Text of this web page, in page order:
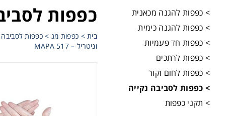
> כפפות להגנה מכאנית
> כפפות להגנה כימית
> כפפות חד פעמיות
> כפפות לרתכים
> כפפות לחום וקור
> כפפות לסביבה נקייה
> תקני כפפות
כפפות
בית> כפפות מג >כפפות לסביבה
וניטריל – MAPA 517